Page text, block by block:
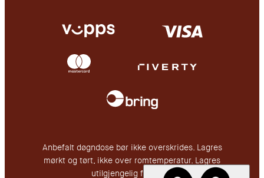
Anbefalt døgndose bør ikke overskrides. Lagres
mørkt og tørt, ikke over romtemperatur. Lagres
utilgjengelig for barn.